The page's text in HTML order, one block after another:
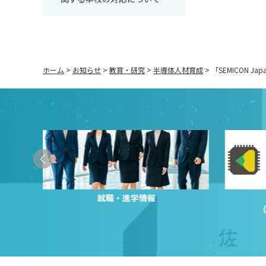
ホーム > お知らせ > 教育・研究 > 半導体人材育成 > 「SEMICON
就職・進学情報